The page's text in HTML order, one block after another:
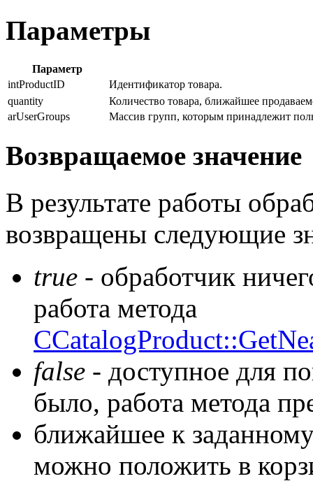
Параметры
Параметр
intProductID
Идентификатор товара.
quantity
Количество товара, ближайшее
arUserGroups
Массив групп, которым принадлежит
Возвращаемое значение
В результате работы
возвращены следующие
true - обработчик
работа метода
false - доступное для
было, работа метода
ближайшее к
можно положить в